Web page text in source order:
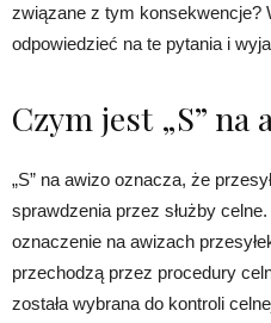
związane z tym konsekwencje?
odpowiedzieć na te pytania i
Czym jest „S” na
„S” na awizo oznacza, że
sprawdzenia przez służby
oznaczenie na awizach
przechodzą przez procedury
została wybrana do kontroli